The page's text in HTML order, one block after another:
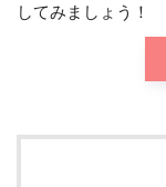
してみましょう！